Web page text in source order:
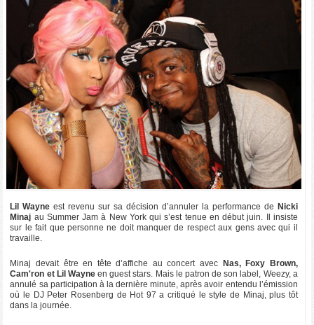
Lil Wayne est revenu sur sa décision d’annuler la performance de Nicki
Minaj au Summer Jam à New York qui s’est tenue en début juin. Il insiste
sur le fait que personne ne doit manquer de respect aux gens avec qui il
travaille.
Minaj devait être en tête d’affiche au concert avec
Nas, Foxy Brown,
Cam'ron et Lil Wayneen guest stars. Mais le patron de son label, Weezy, a
annulé sa participation à la dernière minute, après avoir entendu l’émission
où le DJ Peter Rosenberg de Hot 97 a critiqué le style de Minaj, plus tôt
dans la journée.